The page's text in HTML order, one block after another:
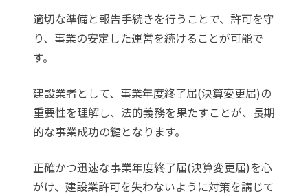
適切な準備と報告手続きを行うことで、許可を守
り、事業の安定した運営を続けることが可能で
す。
建設業者として、事業年度終了届(決算変更届)の
重要性を理解し、法的義務を果たすことが、長期
的な事業成功の鍵となります。
正確かつ迅速な事業年度終了届(決算変更届)を心
がけ、建設業許可を失わないように対策を講じて